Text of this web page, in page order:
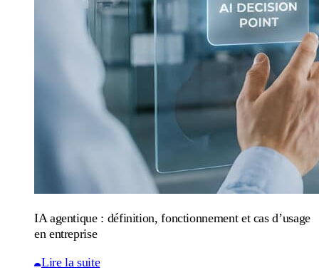
IA agentique : définition, fonctionnement et cas d’usage
en entreprise
Lire la suite